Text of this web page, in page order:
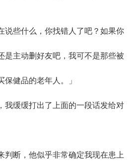
些什么，你找错人了吧？如果你
是主动删好友吧，我可不是那些被
健品的老年人。」
缓缓打出了上面的一段话发给对
断，他似乎非常确定我现在患上